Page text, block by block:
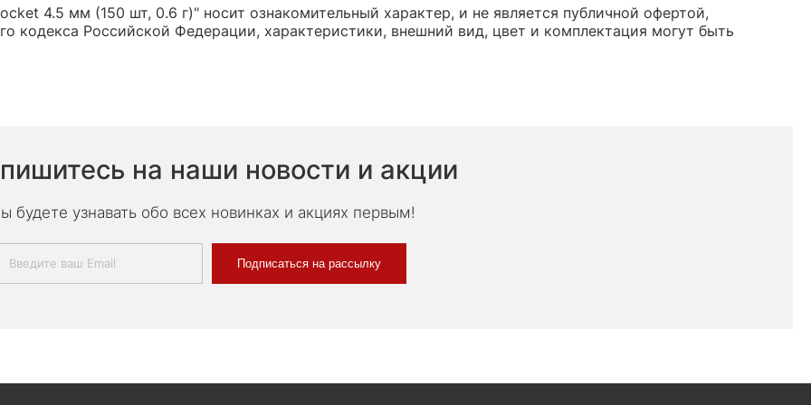
4.5 мм (150 шт, 0.6 г)" носит ознакомительный характер, и не является публичной офертой,
кодекса Российской Федерации, характеристики, внешний вид, цвет и комплектация могут быть
на наши новости и акции
будете узнавать обо всех новинках и акциях первым!
Подписаться на рассылку